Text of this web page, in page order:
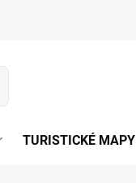
TURISTICKÉ MAPY